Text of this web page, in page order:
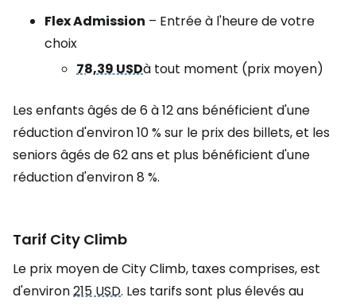
Flex Admission – Entrée à l'heure de votre
choix
78,39 USDà tout moment (prix moyen)
Les enfants âgés de 6 à 12 ans bénéficient d'une
réduction d'environ 10 % sur le prix des billets, et les
seniors âgés de 62 ans et plus bénéficient d'une
réduction d'environ 8 %.
Tarif City Climb
Le prix moyen de City Climb, taxes comprises, est
d'environ215 USD. Les tarifs sont plus élevés au